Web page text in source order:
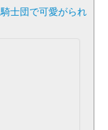
士団で可愛がられ